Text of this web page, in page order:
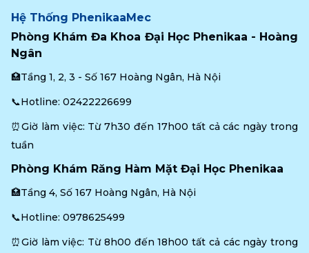
Hệ Thống PhenikaaMec
Phòng Khám Đa Khoa Đại Học Phenikaa - Hoàng
Ngân
🏥Tầng 1, 2, 3 - Số 167 Hoàng Ngân, Hà Nội
📞Hotline: 02422226699
⏰Giờ làm việc: Từ 7h30 đến 17h00 tất cả các ngày trong
tuần
Phòng Khám Răng Hàm Mặt Đại Học Phenikaa
🏥Tầng 4, Số 167 Hoàng Ngân, Hà Nội
📞Hotline: 0978625499
⏰Giờ làm việc: Từ 8h00 đến 18h00 tất cả các ngày trong